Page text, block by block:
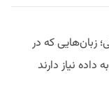
زبان‌هایی که در
نیاز دارند